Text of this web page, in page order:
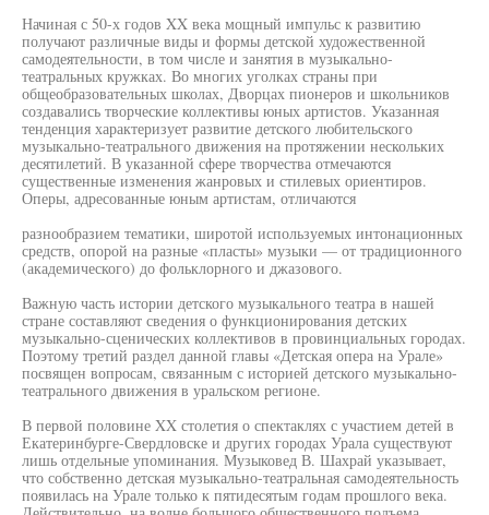
Начиная с 50-х годов XX века мощный импульс к развитию
получают различные виды и формы детской художественной
самодеятельности, в том числе и занятия в музыкально-
театральных кружках. Во многих уголках страны при
общеобразовательных школах, Дворцах пионеров и школьников
создавались творческие коллективы юных артистов. Указанная
тенденция характеризует развитие детского любительского
музыкально-театрального движения на протяжении нескольких
десятилетий. В указанной сфере творчества отмечаются
существенные изменения жанровых и стилевых ориентиров.
Оперы, адресованные юным артистам, отличаются
разнообразием тематики, широтой используемых интонационных
средств, опорой на разные «пласты» музыки — от традиционного
(академического) до фольклорного и джазового.
Важную часть истории детского музыкального театра в нашей
стране составляют сведения о функционирования детских
музыкально-сценических коллективов в провинциальных городах.
Поэтому третий раздел данной главы «Детская опера на Урале»
посвящен вопросам, связанным с историей детского музыкально-
театрального движения в уральском регионе.
В первой половине XX столетия о спектаклях с участием детей в
Екатеринбурге-Свердловске и других городах Урала существуют
лишь отдельные упоминания. Музыковед В. Шахрай указывает,
что собственно детская музыкально-театральная самодеятельность
появилась на Урале только к пятидесятым годам прошлого века.